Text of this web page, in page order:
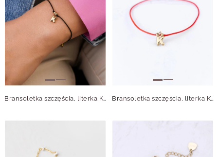
Bransoletka szczęścia, literka K, stal pozłacana S109069Z01 Bransoletka szczęścia, literka K, stal pozłacana S109069Z03